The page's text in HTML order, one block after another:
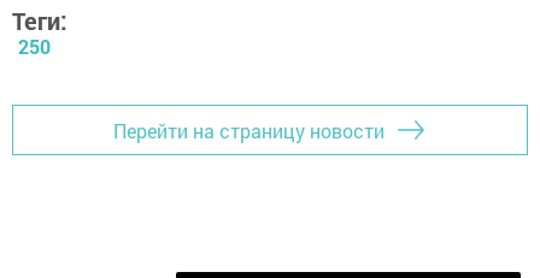
Теги:
250
Перейти на страницу новости